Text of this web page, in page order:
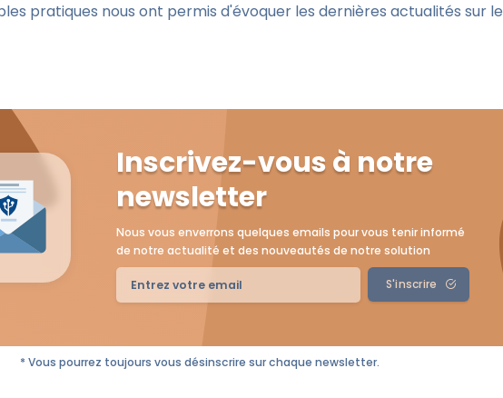
pratiques nous ont permis d'évoquer les dernières actualités sur le
Inscrivez-vous à notre
newsletter
Nous vous enverrons quelques emails pour vous tenir informé
de notre actualité et des nouveautés de notre solution
S'inscrire
* Vous pourrez toujours vous désinscrire sur chaque newsletter.